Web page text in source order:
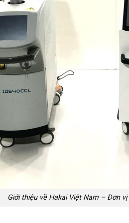
Giới thiệu về Hakai Việt Nam – Đơn